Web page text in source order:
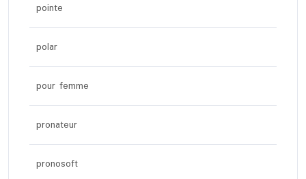
pointe
polar
pour femme
pronateur
pronosoft